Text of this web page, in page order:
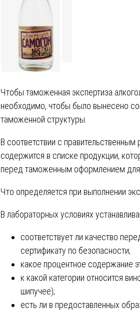
Чтобы таможенная экспертиза
необходимо, чтобы было вынесено
таможенной структуры.
В соответствии с
содержится в списке продукции,
перед таможенным оформлением для
Что определяется при выполнении
В лабораторных условиях
соответствует ли качество
сертификату по безопасности;
какое процентное содержание
к какой категории относится
шипучее);
есть ли в предоставленных